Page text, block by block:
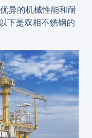
异的机械性能和耐
下是双相不锈钢的